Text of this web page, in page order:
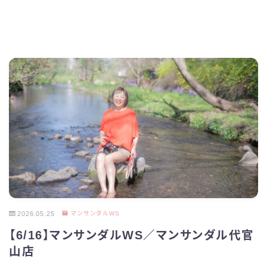
2026.05.25 マンサンダルWS
【6/16】マンサンダルWS／マンサンダル代官
山店